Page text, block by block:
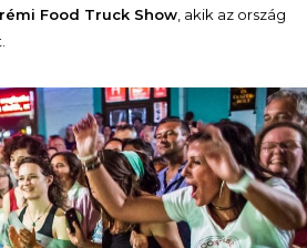
Food Truck Show , akik az ország